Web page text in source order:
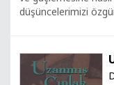
düşüncelerimizi